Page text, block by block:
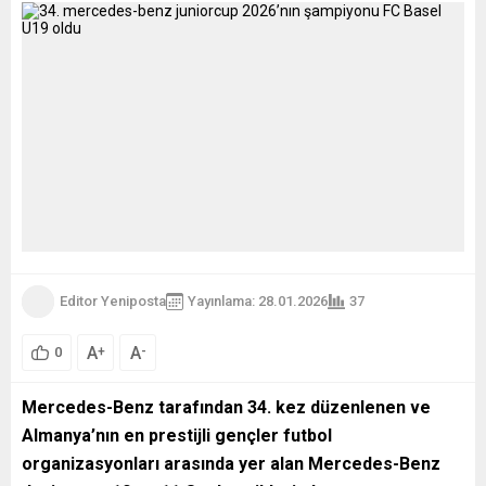
Editor Yeniposta Yayınlama: 28.01.2026 37
0 A+ A-
Mercedes-Benz tarafından 34. kez düzenlenen ve
Almanya’nın en prestijli gençler futbol
organizasyonları arasında yer alan Mercedes-Benz